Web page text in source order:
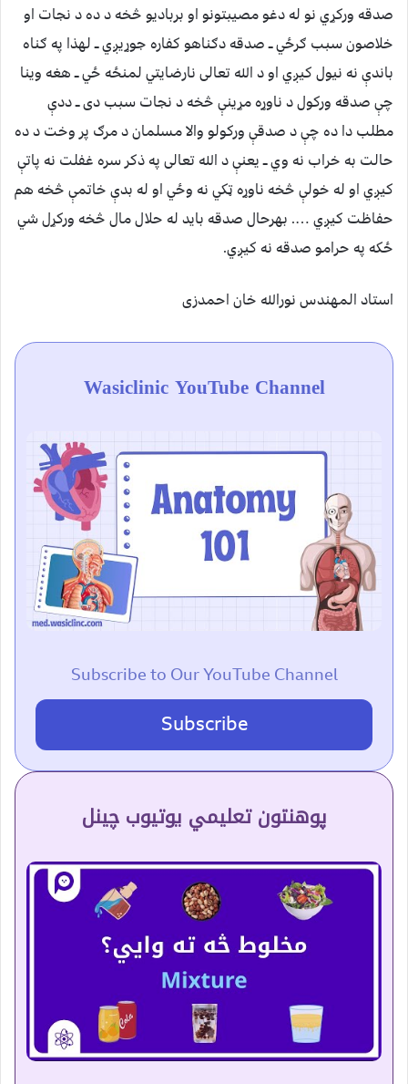
صدقه ورکړي نو له دغو مصیبتونو او بربادیو څخه د ده د نجات او
خلاصون سبب ګرځي ــ صدقه دګناهو کفاره جوړیږي ــ لهذا په ګناه
باندې نه نیول کیږي او د الله تعالی نارضایتي لمنځه ځي ــ هغه وینا
چې صدقه ورکول د ناوړه مړینې څخه د نجات سبب دی ــ ددې
مطلب دا ده چې د صدقې ورکولو والا مسلمان د مرګ پر وخت د ده
حالت به خراب نه وي ــ یعنې د الله تعالی په ذکر سره غفلت نه پاتې
کیږي او له خولې څخه ناوړه ټکي نه وځي او له بدې خاتمې څخه هم
حفاظت کیږي …. بهرحال صدقه باید له حلال مال څخه ورکړل شي
ځکه په حرامو صدقه نه کیږي.
استاد المهندس نورالله خان احمدزی
Wasiclinic YouTube Channel
Subscribe to Our YouTube Channel
Subscribe
پوهنتون تعلیمي یوتیوب چینل